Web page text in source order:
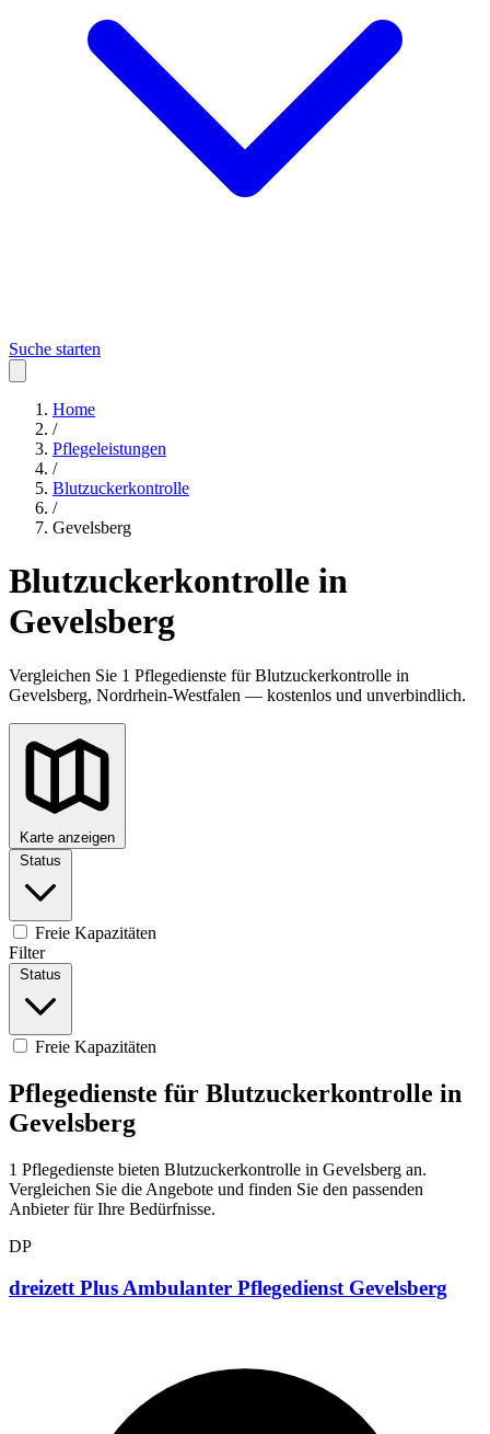
Suche starten
Home
/
Pflegeleistungen
/
Blutzuckerkontrolle
/
Gevelsberg
Blutzuckerkontrolle in
Gevelsberg
Vergleichen Sie 1 Pflegedienste für Blutzuckerkontrolle in
Gevelsberg, Nordrhein-Westfalen — kostenlos und unverbindlich.
Karte anzeigen
Status
Freie Kapazitäten
Filter
Status
Freie Kapazitäten
Pflegedienste für Blutzuckerkontrolle in
Gevelsberg
1 Pflegedienste bieten Blutzuckerkontrolle in Gevelsberg an.
Vergleichen Sie die Angebote und finden Sie den passenden
Anbieter für Ihre Bedürfnisse.
DP
dreizett Plus Ambulanter Pflegedienst Gevelsberg